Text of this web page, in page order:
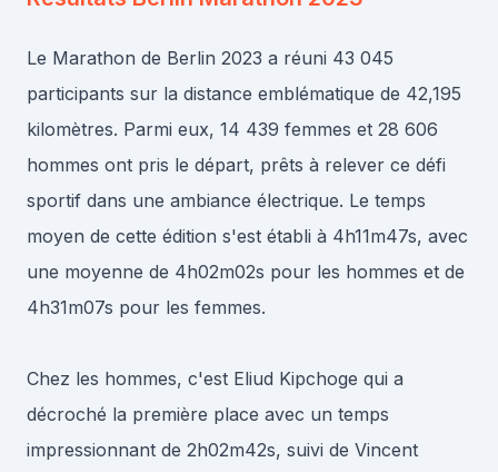
Le Marathon de Berlin 2023 a réuni 43 045
participants sur la distance emblématique de 42,195
kilomètres. Parmi eux, 14 439 femmes et 28 606
hommes ont pris le départ, prêts à relever ce défi
sportif dans une ambiance électrique. Le temps
moyen de cette édition s'est établi à 4h11m47s, avec
une moyenne de 4h02m02s pour les hommes et de
4h31m07s pour les femmes.
Chez les hommes, c'est Eliud Kipchoge qui a
décroché la première place avec un temps
impressionnant de 2h02m42s, suivi de Vincent